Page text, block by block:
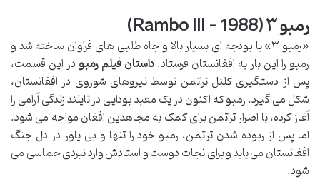
رمبو ۳ (Rambo III – 1988)
«رمبو ۳» با بودجه ای بسیار بالا و جاه طلبی های فراوان ساخته شد و
رمبو را این بار به افغانستان فرستاد.داستان فیلم رمبودر این قسمت،
پس از دستگیری کلنل تراتمن توسط نیروهای شوروی در افغانستان،
شکل می گیرد. رمبو که اکنون در یک معبد بودایی در تایلند زندگی آرامی را
آغاز کرده، با اصرار تراتمن برای کمک به مجاهدین افغان مواجه می شود.
اما پس از ربوده شدن تراتمن، رمبو خود را تنها و بی یاور در دل جنگ
افغانستان می یابد و برای نجات دوست و استادش وارد نبردی حماسی می
شود.